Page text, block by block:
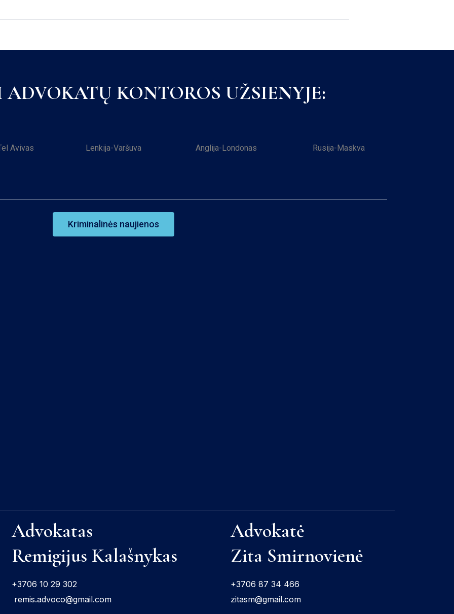
KONTOROS UŽSIENYJE:
Avivas Lenkija-Varšuva Anglija-Londonas Rusija-Maskva
Kriminalinės naujienos
Advokatas
Remigijus Kalašnykas
+3706 10 29 302
remis.advoco@gmail.com
Advokatė
Zita Smirnovienė
+3706 87 34 466
zitasm@gmail.com